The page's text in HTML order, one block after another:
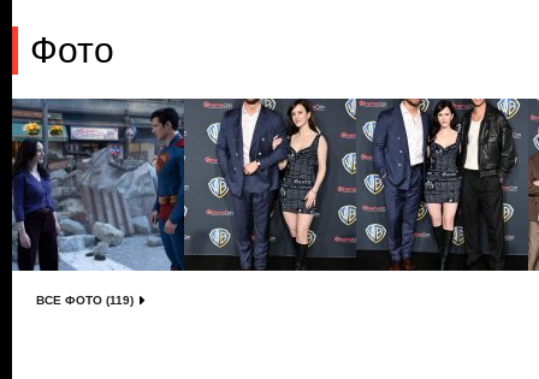
Фото
ВСЕ ФОТО (119)